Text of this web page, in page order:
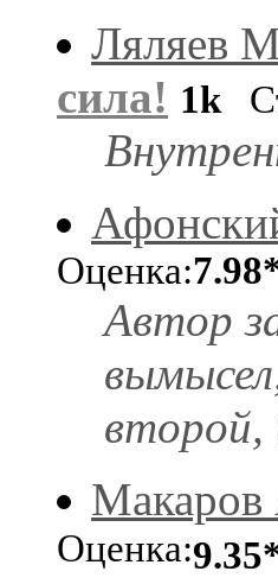
Ляляев
сила! 1k
Оценка:
Автор
второй,
Макаров
Оценка: